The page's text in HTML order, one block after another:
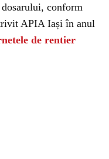
dosarului, conform
APIA Iași în anul
de rentier